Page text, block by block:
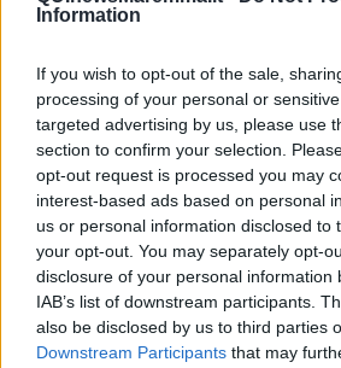
Information
If you wish to opt-out of the sale,
processing of your personal or
targeted advertising by us, please use
section to confirm your selection.
opt-out request is processed you may
interest-based ads based on personal
us or personal information disclosed to
your opt-out. You may separately opt-
disclosure of your personal information
IAB’s list of downstream participants.
also be disclosed by us to third parties
Downstream Participants that may
come si legge in una nota.
Maria Frangioni (presidente), Luca
Umberto Mazzantini, Beppe Contin, Isa
nuove entrate: Laura Napolitano e Ida
Il congresso ha ringraziato Lucrezia Ferrà
che resteranno comunque responsabili di
l’ottimo lavoro svolto negli ultimi 4 anni
Il delegati al congresso regionale di
15 ottobre a Calenzano (FI) sono Maria